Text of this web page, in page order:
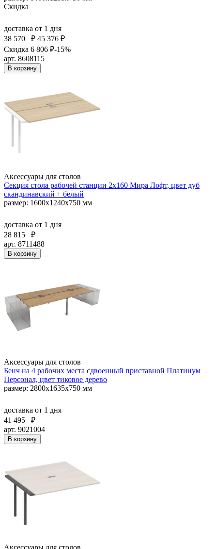
Скидка
доставка от 1 дня
38 570
₽ 45 376 ₽
Скидка 6 806 ₽-15%
арт. 8608115
В корзину
Аксессуары для столов
Секция стола рабочей станции 2х160 Мира Лофт, цвет дуб
скандинавский + белый
размер: 1600x1240x750 мм
доставка от 1 дня
28 815
₽
арт. 8711488
В корзину
Аксессуары для столов
Бенч на 4 рабочих места сдвоенный приставной Платинум
Персонал, цвет тиковое дерево
размер: 2800х1635х750 мм
доставка от 1 дня
41 495
₽
арт. 9021004
В корзину
Аксессуары для столов